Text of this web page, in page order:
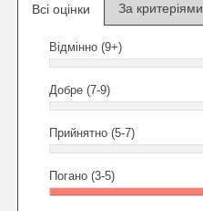
Всі оцінки За критеріями
Відмінно (9+)
Добре (7-9)
Прийнятно (5-7)
Погано (3-5)